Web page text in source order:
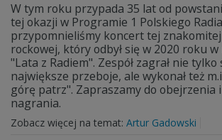
W tym roku przypada 35 lat od
tej okazji w Programie 1 Polskiego Radia
przypomnieliśmy koncert tej
rockowej, który odbył się w 2020 roku
"Lata z Radiem". Zespół zagrał nie tylko
największe przeboje, ale wykonał też
górę patrz". Zapraszamy do obejrzenia i
nagrania.
Zobacz więcej na temat: Artur Gadowski